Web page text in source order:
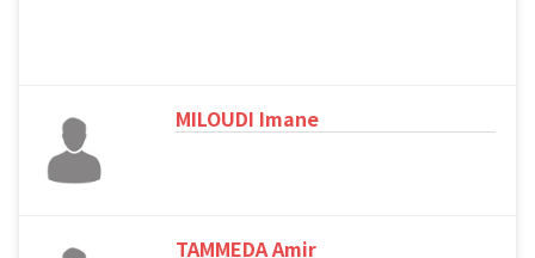
MILOUDI Imane
TAMMEDA Amir